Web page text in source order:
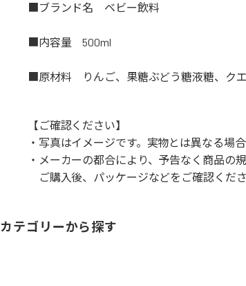
■ブランド名 ベビー飲料
■内容量 500ml
■原材料 りんご、果糖ぶどう糖液糖、クエ
【ご確認ください】
・写真はイメージです。実物とは異なる場合
・メーカーの都合により、予告なく商品の
ご購入後、パッケージなどをご確認くださ
カテゴリーから探す